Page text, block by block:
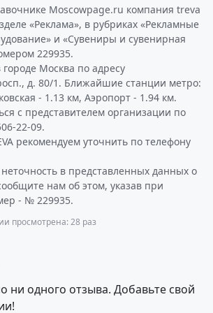
Moscowpage.ru компания treva
«Реклама», в рубриках «Рекламные
и «Сувениры и сувенирная
229935.
городе Москва по адресу
д. 80/1. Ближайшие станции метро:
- 1.13 км, Аэропорт - 1.94 км.
с представителем организации по
22-09.
рекомендуем уточнить по телефону
в представленных данных о
нам об этом, указав при
- № 229935.
просмотрена: 28 раз
ни одного отзыва. Добавьте свой